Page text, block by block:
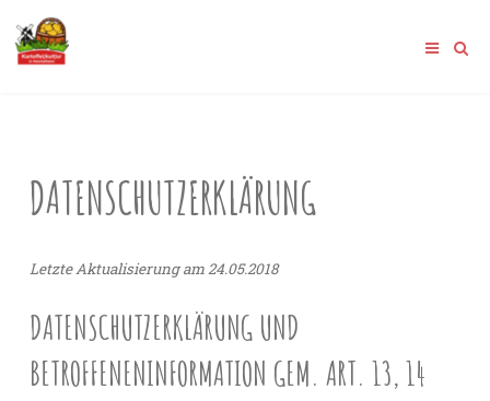
DATENSCHUTZERKLÄRUNG
Letzte Aktualisierung am 24.05.2018
DATENSCHUTZERKLÄRUNG UND
BETROFFENENINFORMATION GEM. ART. 13, 14